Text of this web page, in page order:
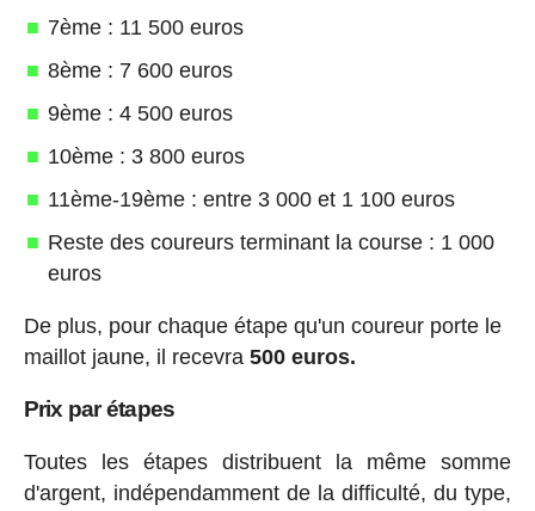
7ème : 11 500 euros
8ème : 7 600 euros
9ème : 4 500 euros
10ème : 3 800 euros
11ème-19ème : entre 3 000 et 1 100 euros
Reste des coureurs terminant la course : 1 000
euros
De plus, pour chaque étape qu'un coureur porte le
maillot jaune, il recevra 500 euros.
Prix par étapes
Toutes les étapes distribuent la même somme
d'argent, indépendamment de la difficulté, du type,